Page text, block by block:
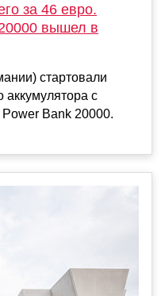
за 46 евро.
вышел в
стартовали
аккумулятора с
Bank 20000.